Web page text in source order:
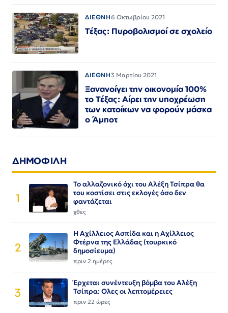
ΔΙΕΘΝΗ6 Οκτωβρίου 2021
Τέξας: Πυροβολισμοί σε σχολείο
ΔΙΕΘΝΗ3 Μαρτίου 2021
Ξανανοίγει την οικονομία 100%
το Τέξας: Αίρει την υποχρέωση
των κατοίκων να φορούν μάσκα
ο Άμποτ
ΔΗΜΟΦΙΛΗ
1
Το αλλαζονικό όχι του Αλέξη Τσίπρα θα
του κοστίσει στις εκλογές όσο δεν
φαντάζεται
χθες
2
Η Αχίλλειος Ασπίδα και η Αχίλλειος
Φτέρνα της Ελλάδας (τουρκικό
δημοσίευμα)
πριν 2 ημέρες
3
Έρχεται συνέντευξη βόμβα του Αλέξη
Τσίπρα: Ολες οι λεπτομέρειες
πριν 22 ώρες